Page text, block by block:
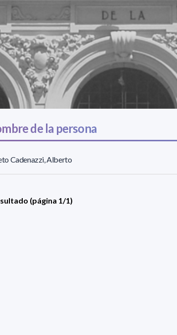
de la persona
Cadenazzi, Alberto
(página 1/1)